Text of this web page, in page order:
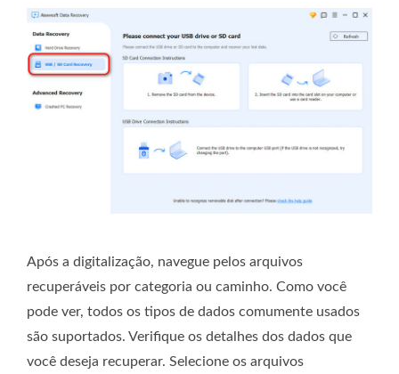
Após a digitalização, navegue pelos arquivos
recuperáveis ​​por categoria ou caminho. Como você
pode ver, todos os tipos de dados comumente usados ​​
são suportados. Verifique os detalhes dos dados que
você deseja recuperar. Selecione os arquivos